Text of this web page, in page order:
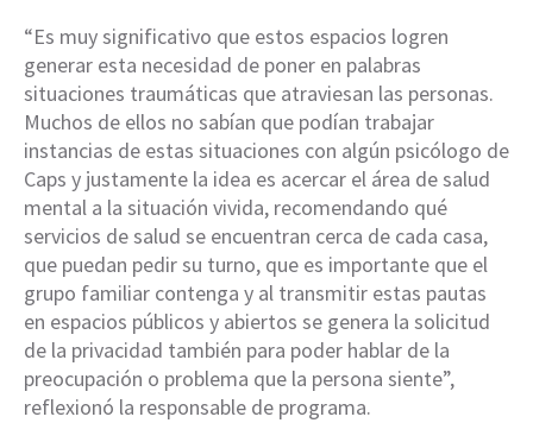
“Es muy significativo que estos espacios logren
generar esta necesidad de poner en palabras
situaciones traumáticas que atraviesan las personas.
Muchos de ellos no sabían que podían trabajar
instancias de estas situaciones con algún psicólogo de
Caps y justamente la idea es acercar el área de salud
mental a la situación vivida, recomendando qué
servicios de salud se encuentran cerca de cada casa,
que puedan pedir su turno, que es importante que el
grupo familiar contenga y al transmitir estas pautas
en espacios públicos y abiertos se genera la solicitud
de la privacidad también para poder hablar de la
preocupación o problema que la persona siente”,
reflexionó la responsable de programa.